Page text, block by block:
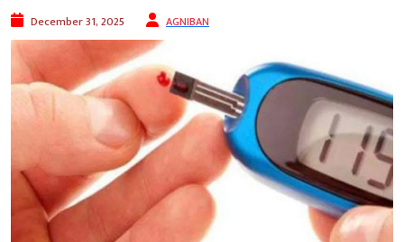
December 31, 2025 AGNIBAN